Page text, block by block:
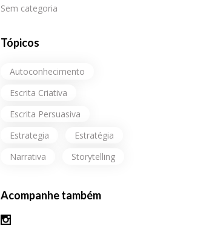
Sem categoria
Tópicos
Autoconhecimento
Escrita Criativa
Escrita Persuasiva
Estrategia
Estratégia
Narrativa
Storytelling
Acompanhe também